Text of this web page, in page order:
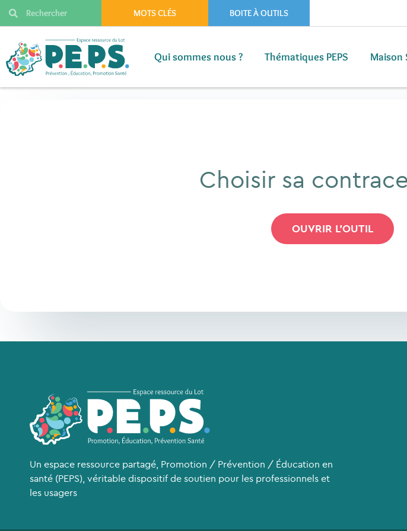
MOTS CLÉS BOITE À OUTILS
Qui sommes nous ? Thématiques PEPS Maison
Choisir sa
OUVRIR L'OUTIL
Un espace ressource partagé, Promotion / Prévention / Éducation en
santé (PEPS), véritable dispositif de soutien pour les professionnels et
les usagers